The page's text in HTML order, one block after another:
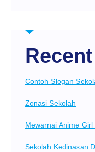
Contoh Slogan
Zonasi Sekolah
Mewarnai Anime Girl
Sekolah Kedinasan